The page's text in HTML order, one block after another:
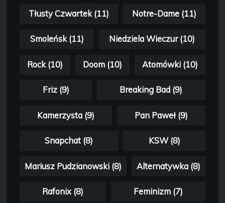
Tłusty Czwartek (11) Notre-Dame (11)
Smoleńsk (11) Niedziela Wieczur (10)
Rock (10) Doom (10) Atomówki (10)
Friz (9) Breaking Bad (9)
Kamerzysta (9) Pan Paweł (9)
Snapchat (8) KSW (8)
Mariusz Pudzianowski (8) Alternatywka (8)
Rafonix (8) Feminizm (7)